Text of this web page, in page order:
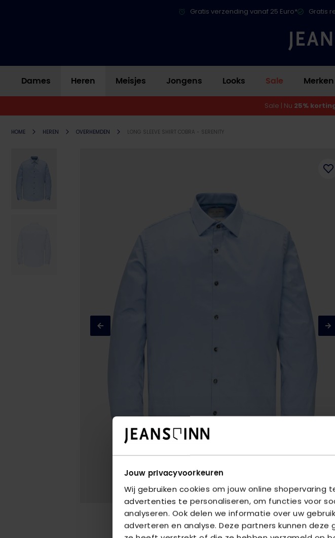
Jouw privacyvoorkeuren
Wij gebruiken cookies om jouw online
advertenties te personaliseren, om functies voor
analyseren. Ook delen we informatie over uw
adverteren en analyse. Deze partners kunnen
Gratis verzending vanaf 25 Euro* Gratis
Dames Heren Meisjes Jongens Looks Sale Merken
Sale | Nu 25%
HOME HEREN OVERHEMDEN LONG SLEEVE SHIRT COBRA - SERENITY